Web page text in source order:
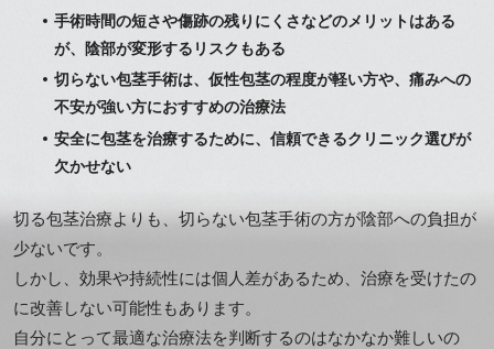
手術時間の短さや傷跡の残りにくさなどのメリットはある
が、陰部が変形するリスクもある
切らない包茎手術は、仮性包茎の程度が軽い方や、痛みへの
不安が強い方におすすめの治療法
安全に包茎を治療するために、信頼できるクリニック選びが
欠かせない
切る包茎治療よりも、切らない包茎手術の方が陰部への負担が
少ないです。
しかし、効果や持続性には個人差があるため、治療を受けたの
に改善しない可能性もあります。
自分にとって最適な治療法を判断するのはなかなか難しいの